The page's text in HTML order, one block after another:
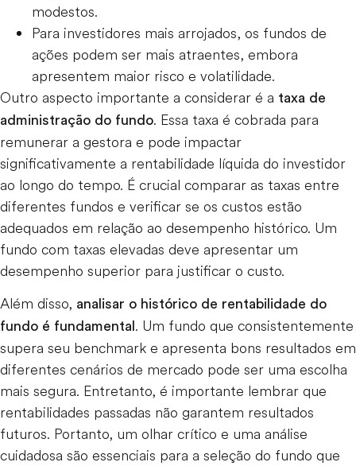
modestos.
Para investidores mais arrojados, os fundos de
ações podem ser mais atraentes, embora
apresentem maior risco e volatilidade.
Outro aspecto importante a considerar é a taxa de
administração do fundo. Essa taxa é cobrada para
remunerar a gestora e pode impactar
significativamente a rentabilidade líquida do investidor
ao longo do tempo. É crucial comparar as taxas entre
diferentes fundos e verificar se os custos estão
adequados em relação ao desempenho histórico. Um
fundo com taxas elevadas deve apresentar um
desempenho superior para justificar o custo.
Além disso, analisar o histórico de rentabilidade do
fundo é fundamental . Um fundo que consistentemente
supera seu benchmark e apresenta bons resultados em
diferentes cenários de mercado pode ser uma escolha
mais segura. Entretanto, é importante lembrar que
rentabilidades passadas não garantem resultados
futuros. Portanto, um olhar crítico e uma análise
cuidadosa são essenciais para a seleção do fundo que